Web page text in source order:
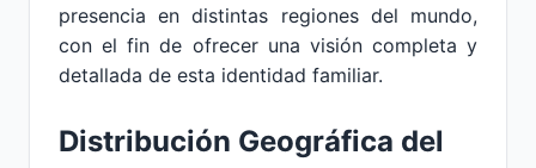
presencia en distintas regiones del mundo,
con el fin de ofrecer una visión completa y
detallada de esta identidad familiar.
Distribución Geográfica del